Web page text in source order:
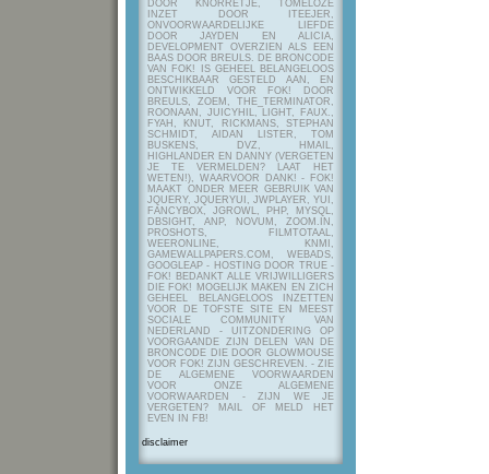
DOOR KNORRETJE, TOMELOZE
INZET DOOR ITEEJER,
ONVOORWAARDELIJKE LIEFDE
DOOR JAYDEN EN ALICIA,
DEVELOPMENT OVERZIEN ALS EEN
BAAS DOOR BREULS. DE BRONCODE
VAN FOK! IS GEHEEL BELANGELOOS
BESCHIKBAAR GESTELD AAN, EN
ONTWIKKELD VOOR FOK! DOOR
BREULS, ZOEM, THE_TERMINATOR,
ROONAAN, JUICYHIL, LIGHT, FAUX.,
FYAH, KNUT, RICKMANS, STEPHAN
SCHMIDT, AIDAN LISTER, TOM
BUSKENS, DVZ, HMAIL,
HIGHLANDER EN DANNY (VERGETEN
JE TE VERMELDEN? LAAT HET
WETEN!), WAARVOOR DANK! - FOK!
MAAKT ONDER MEER GEBRUIK VAN
JQUERY, JQUERYUI, JWPLAYER, YUI,
FANCYBOX, JGROWL, PHP, MYSQL,
DBSIGHT, ANP, NOVUM, ZOOM.IN,
PROSHOTS, FILMTOTAAL,
WEERONLINE, KNMI,
GAMEWALLPAPERS.COM, WEBADS,
GOOGLEAP - HOSTING DOOR TRUE -
FOK! BEDANKT ALLE VRIJWILLIGERS
DIE FOK! MOGELIJK MAKEN EN ZICH
GEHEEL BELANGELOOS INZETTEN
VOOR DE TOFSTE SITE EN MEEST
SOCIALE COMMUNITY VAN
NEDERLAND - UITZONDERING OP
VOORGAANDE ZIJN DELEN VAN DE
BRONCODE DIE DOOR GLOWMOUSE
VOOR FOK! ZIJN GESCHREVEN. - ZIE
DE ALGEMENE VOORWAARDEN
VOOR ONZE ALGEMENE
VOORWAARDEN - ZIJN WE JE
VERGETEN? MAIL OF MELD HET
EVEN IN FB!
disclaimer